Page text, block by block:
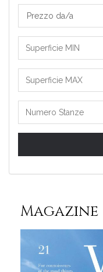
Prezzo
da/a
Magazine